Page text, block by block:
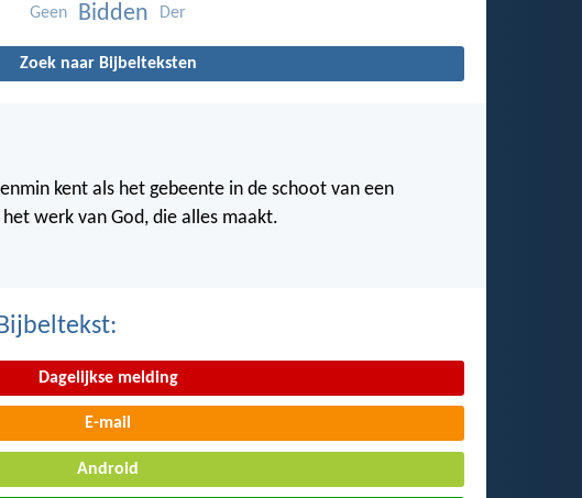
Geen Bidden Der
Zoek naar Bijbelteksten
kent als het gebeente in de schoot van een
werk van God, die alles maakt.
Dagelijkse melding
E-mail
Android